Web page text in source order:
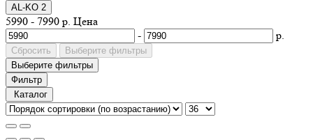
AL-KO 2
5990 - 7990 р. Цена
-
р.
Сбросить
Выберите фильтры
Выберите фильтры
Фильтр
Каталог